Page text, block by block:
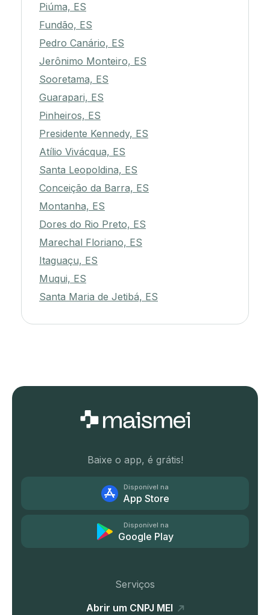
Piúma, ES
Fundão, ES
Pedro Canário, ES
Jerônimo Monteiro, ES
Sooretama, ES
Guarapari, ES
Pinheiros, ES
Presidente Kennedy, ES
Atílio Vivácqua, ES
Santa Leopoldina, ES
Conceição da Barra, ES
Montanha, ES
Dores do Rio Preto, ES
Marechal Floriano, ES
Itaguaçu, ES
Muqui, ES
Santa Maria de Jetibá, ES
Baixe o app, é grátis!
Disponível na
App Store
Disponível na
Google Play
Serviços
Abrir um CNPJ MEI